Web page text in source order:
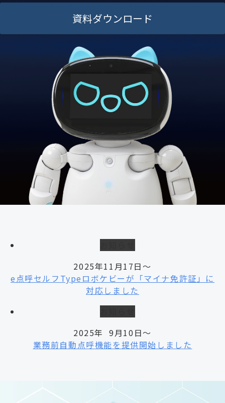
資料ダウンロード
2025年11月17日～
e点呼セルフTypeロボケビーが「マイナ免許証」に
対応しました
2025年 9月10日～
業務前自動点呼機能を提供開始しました